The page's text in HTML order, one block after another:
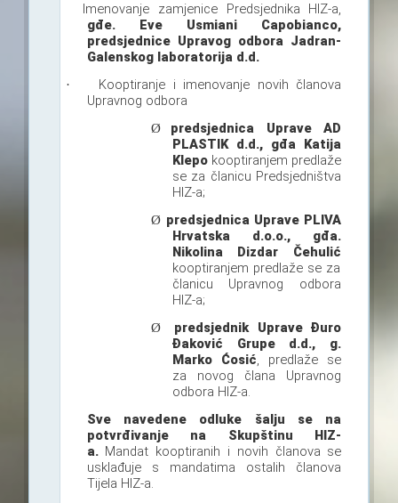
Imenovanje zamjenice Predsjednika HIZ-a,
gđe. Eve Usmiani Capobianco,
predsjednice Upravog odbora Jadran-
Galenskog laboratorija d.d.
·
Kooptiranje i imenovanje novih članova
Upravnog odbora
Ø
predsjednica Uprave AD
PLASTIK d.d., gđa Katija
Klepokooptiranjem predlaže
se za članicu Predsjedništva
HIZ-a;
Ø predsjednica Uprave PLIVA
Hrvatska d.o.o., gđa.
Nikolina Dizdar Čehulić
kooptiranjem predlaže se za
članicu Upravnog odbora
HIZ-a;
Ø
predsjednik Uprave Đuro
Đaković Grupe d.d., g.
Marko Ćosić, predlaže se
za novog člana Upravnog
odbora HIZ-a.
Sve navedene odluke šalju se na
potvrđivanje na Skupštinu HIZ-
a. Mandat kooptiranih i novih članova se
usklađuje s mandatima ostalih članova
Tijela HIZ-a.